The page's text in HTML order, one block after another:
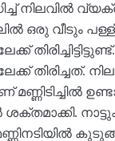
നിലവിൽ
ഒരു
മണ്ണിടിച്ചിൽ
ശക്തമാക്കി.